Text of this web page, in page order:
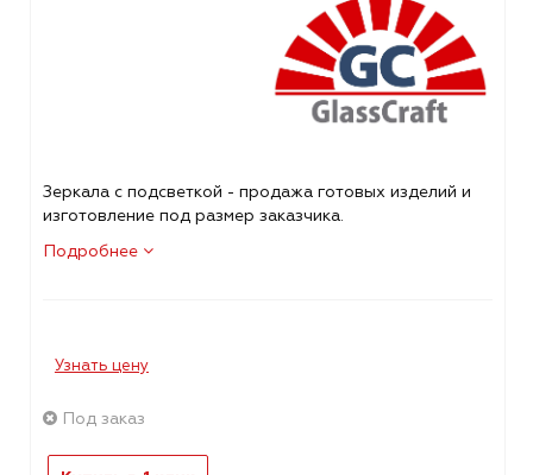
Зеркала с подсветкой - продажа готовых изделий и
изготовление под размер заказчика.
Подробнее
Узнать цену
Под заказ